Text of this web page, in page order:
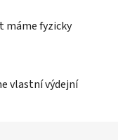
máme fyzicky
vlastní výdejní